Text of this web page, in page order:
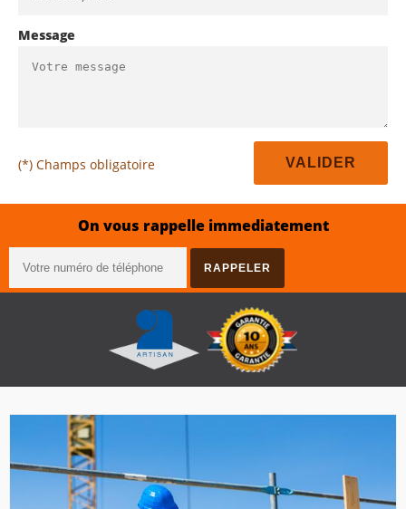
Message
(*) Champs obligatoire
On vous rappelle immediatement